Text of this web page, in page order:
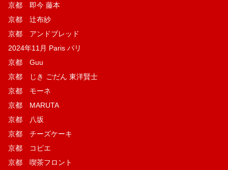
京都 即今 藤本
京都 辻布紗
京都 アンドブレッド
2024年11月 Paris パリ
京都 Guu
京都 じき ごだん 東洋賢士
京都 モーネ
京都 MARUTA
京都 八坂
京都 チーズケーキ
京都 コピエ
京都 喫茶フロント